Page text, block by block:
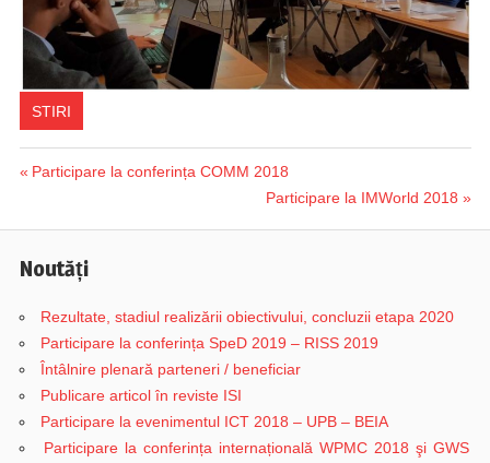
STIRI
Post
Previous
Participare la conferința COMM 2018
Next
Participare la IMWorld 2018
Noutăți
Rezultate, stadiul realizării obiectivului, concluzii etapa 2020
Participare la conferința SpeD 2019 – RISS 2019
Întâlnire plenară parteneri / beneficiar
Publicare articol în reviste ISI
Participare la evenimentul ICT 2018 – UPB – BEIA
Participare la conferința internațională WPMC 2018 şi GWS